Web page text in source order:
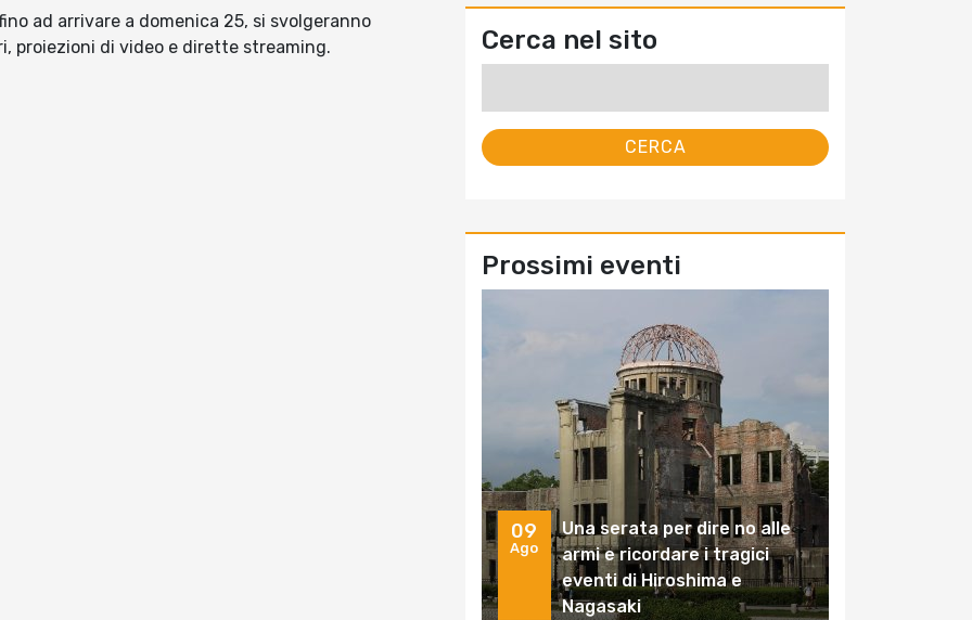
ad arrivare a domenica 25, si svolgeranno
proiezioni di video e dirette streaming.
Cerca nel sito
Prossimi eventi
09
Ago
Una serata per dire no alle
armi e ricordare i tragici
eventi di Hiroshima e
Nagasaki